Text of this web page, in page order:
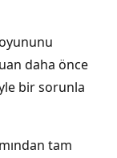
daha önce
bir sorunla
tam